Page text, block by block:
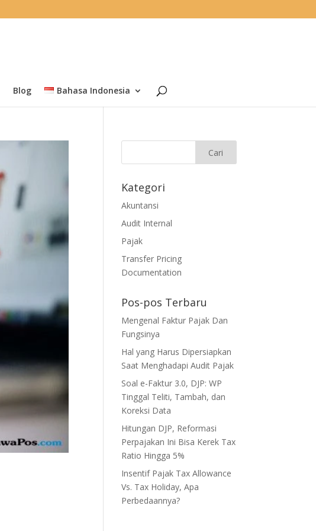
Blog Bahasa Indonesia
Kategori
Akuntansi
Audit Internal
Pajak
Transfer Pricing
Documentation
Pos-pos Terbaru
Mengenal Faktur Pajak Dan
Fungsinya
Hal yang Harus Dipersiapkan
Saat Menghadapi Audit Pajak
Soal e-Faktur 3.0, DJP: WP
Tinggal Teliti, Tambah, dan
Koreksi Data
Hitungan DJP, Reformasi
Perpajakan Ini Bisa Kerek Tax
Ratio Hingga 5%
Insentif Pajak Tax Allowance
Vs. Tax Holiday, Apa
Perbedaannya?